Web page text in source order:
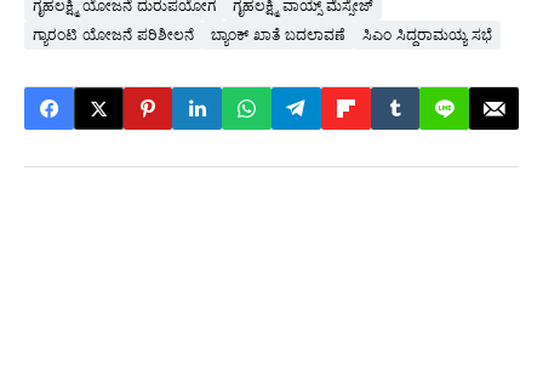
ಗೃಹಲಕ್ಷ್ಮಿ ಯೋಜನೆ ದುರುಪಯೋಗ
ಗೃಹಲಕ್ಷ್ಮಿ ವಾಯ್ಸ್ ಮೆಸ್ಸೇಜ್
ಗ್ಯಾರಂಟಿ ಯೋಜನೆ ಪರಿಶೀಲನೆ
ಬ್ಯಾಂಕ್ ಖಾತೆ ಬದಲಾವಣೆ ಸಿಎಂ ಸಿದ್ದರಾಮಯ್ಯ ಸಭೆ